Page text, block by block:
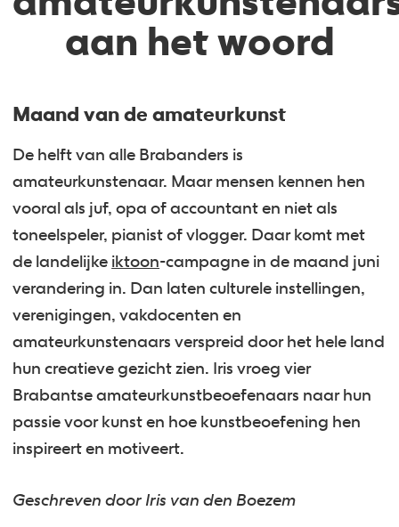
aan het woord
Maand van de amateurkunst
De helft van alle Brabanders is
amateurkunstenaar. Maar mensen kennen hen
vooral als juf, opa of accountant en niet als
toneelspeler, pianist of vlogger. Daar komt met
de landelijke iktoon-campagne in de maand juni
verandering in. Dan laten culturele instellingen,
verenigingen, vakdocenten en
amateurkunstenaars verspreid door het hele land
hun creatieve gezicht zien. Iris vroeg vier
Brabantse amateurkunstbeoefenaars naar hun
passie voor kunst en hoe kunstbeoefening hen
inspireert en motiveert.
Geschreven door Iris van den Boezem